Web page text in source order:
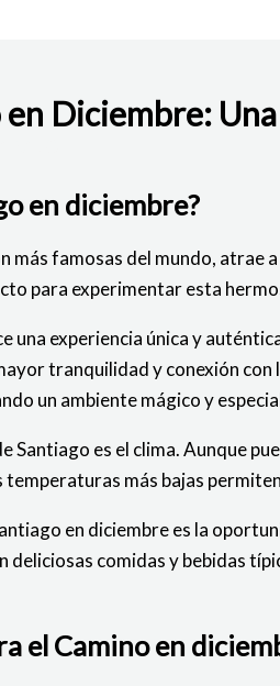
Diciembre:
en diciembre?
más famosas del mundo,
para experimentar esta
una experiencia única y
tranquilidad y conexión
un ambiente mágico y
es el clima. Aunque
temperaturas más bajas
en diciembre es la
comidas y bebidas
el Camino en